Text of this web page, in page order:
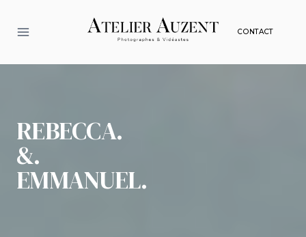
contenu
CONTACT
REBECCA.
&.
EMMANUEL.